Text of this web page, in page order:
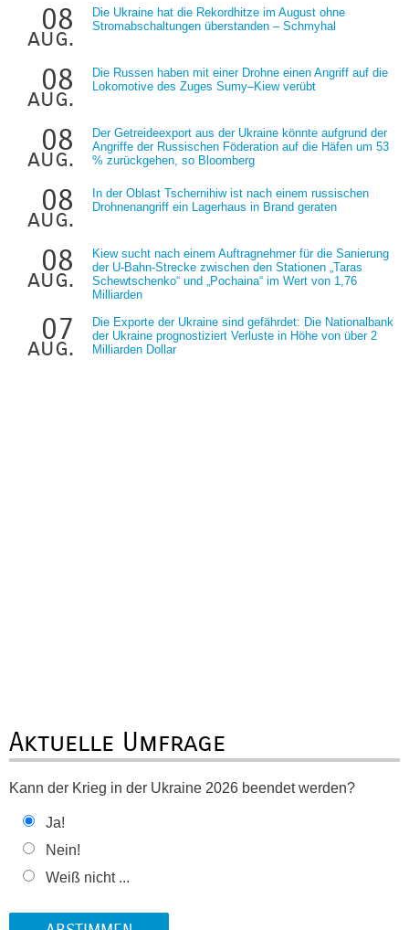
08
aug.
Die Ukraine hat die Rekordhitze im August ohne
Stromabschaltungen überstanden – Schmyhal
08
aug.
Die Russen haben mit einer Drohne einen Angriff auf die
Lokomotive des Zuges Sumy–Kiew verübt
08
aug.
Der Getreideexport aus der Ukraine könnte aufgrund der
Angriffe der Russischen Föderation auf die Häfen um 53
% zurückgehen, so Bloomberg
08
aug.
In der Oblast Tschernihiw ist nach einem russischen
Drohnenangriff ein Lagerhaus in Brand geraten
08
aug.
Kiew sucht nach einem Auftragnehmer für die Sanierung
der U-Bahn-Strecke zwischen den Stationen „Taras
Schewtschenko“ und „Pochaina“ im Wert von 1,76
Milliarden
07
aug.
Die Exporte der Ukraine sind gefährdet: Die Nationalbank
der Ukraine prognostiziert Verluste in Höhe von über 2
Milliarden Dollar
Aktuelle Umfrage
Kann der Krieg in der Ukraine 2026 beendet werden?
Ja!
Nein!
Weiß nicht ...